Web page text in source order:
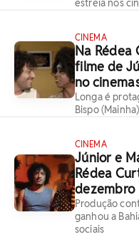
estreia nos
CINEMA
Na Rédea
filme de
no
Longa é
Bispo
CINEMA
Júnior e
Rédea
dezembro
Produção
ganhou a
sociais